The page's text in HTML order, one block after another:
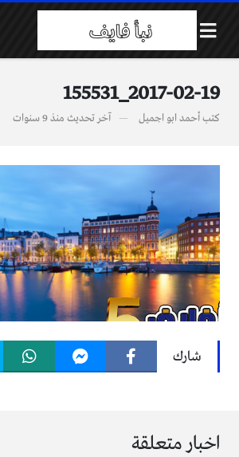
2017-02-19_155531
كتبأحمد ابو اجميل آخر تحديث منذ 9 سنوات
شارك
اخبار متعلقة